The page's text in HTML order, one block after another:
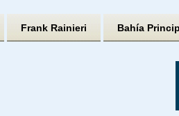
Frank Rainieri Bahía